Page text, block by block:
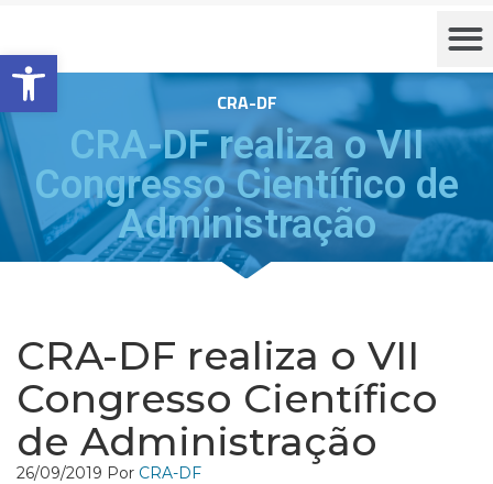
Barra de Ferramentas Aberta
CRA-DF
CRA-DF realiza o VII
Congresso Científico de
Administração
CRA-DF realiza o VII
Congresso Científico
de Administração
26/09/2019 Por CRA-DF